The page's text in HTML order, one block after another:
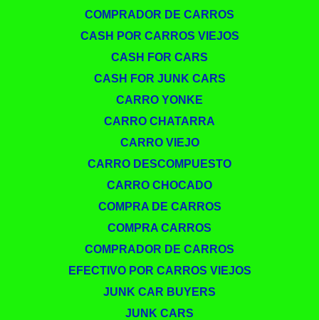
COMPRADOR DE CARROS
CASH POR CARROS VIEJOS
CASH FOR CARS
CASH FOR JUNK CARS
CARRO YONKE
CARRO CHATARRA
CARRO VIEJO
CARRO DESCOMPUESTO
CARRO CHOCADO
COMPRA DE CARROS
COMPRA CARROS
COMPRADOR DE CARROS
EFECTIVO POR CARROS VIEJOS
JUNK CAR BUYERS
JUNK CARS